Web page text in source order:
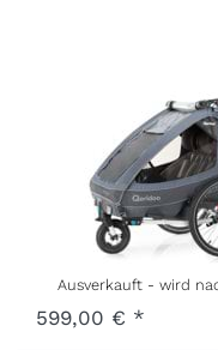
Sportrex2
Limited
Edition Blau
Grau
Q-SR2-21-
Ausverkauft - wird nachgeliefert, sobald wieder auf
599,00 € *